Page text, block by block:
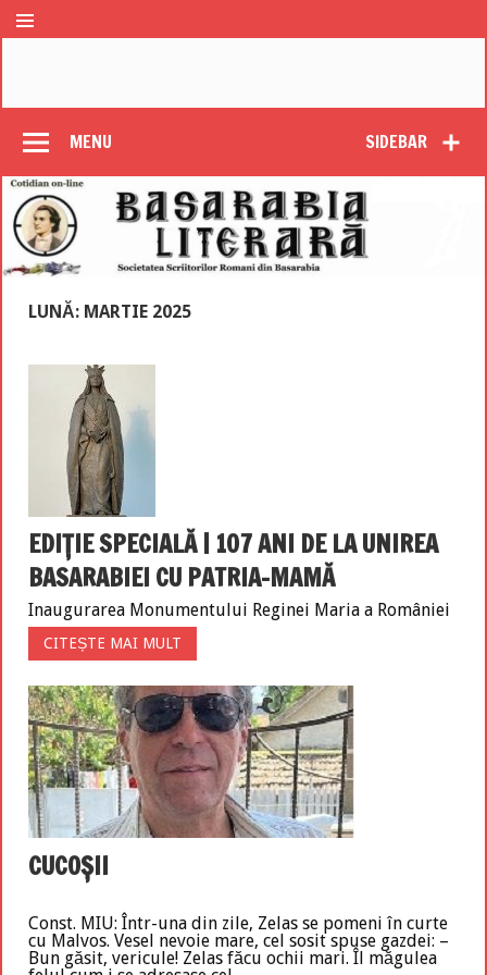
SIDEBAR
MENU
LUNĂ: MARTIE 2025
EDIȚIE SPECIALĂ | 107 ANI DE LA UNIREA
BASARABIEI CU PATRIA-MAMĂ
Inaugurarea Monumentului Reginei Maria a României
CITEȘTE MAI MULT
CUCOȘII
Const. MIU: Într-una din zile, Zelas se pomeni în curte
cu Malvos. Vesel nevoie mare, cel sosit spuse gazdei: –
Bun găsit, vericule! Zelas făcu ochii mari. Îl măgulea